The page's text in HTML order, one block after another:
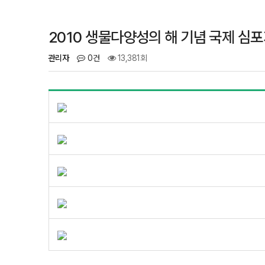
2010 생물다양성의 해 기념 국제 심
관리자 0건 13,381회